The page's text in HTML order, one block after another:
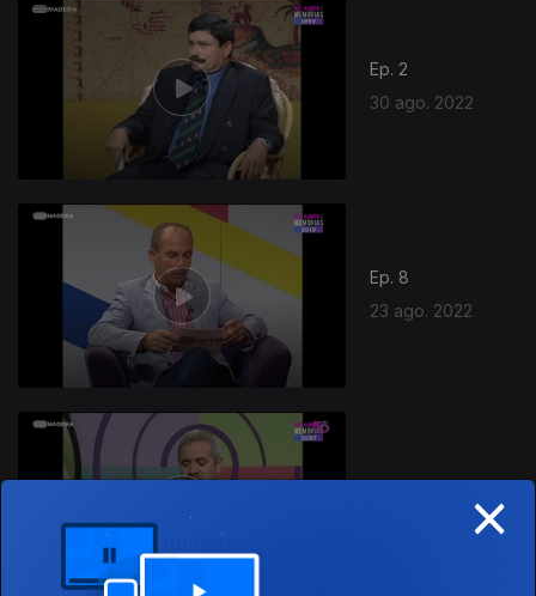
Ep. 2
30 ago. 2022
Ep. 8
23 ago. 2022
16 ago. 2022
×